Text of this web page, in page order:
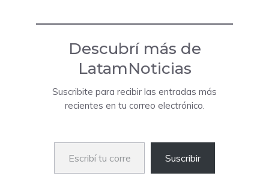
Descubrí más de
LatamNoticias
Suscribite para recibir las entradas más
recientes en tu correo electrónico.
Escribí tu correo electrónico…
Suscribir